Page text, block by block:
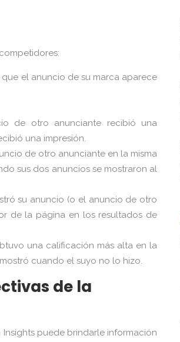
el anuncio de su marca aparece
de otro anunciante recibió una
una impresión.
de otro anunciante en la misma
sus dos anuncios se mostraron al
su anuncio (o el anuncio de otro
de la página en los resultados de
una calificación más alta en la
cuando el suyo no lo hizo.
de la
puede brindarle información